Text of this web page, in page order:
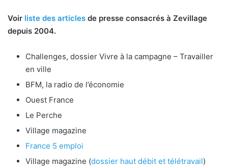
Voir liste des articles de presse consacrés à Zevillage
depuis 2004.
Challenges, dossier Vivre à la campagne – Travailler
en ville
BFM, la radio de l’économie
Ouest France
Le Perche
Village magazine
France 5 emploi
Village magazine (dossier haut débit et télétravail)